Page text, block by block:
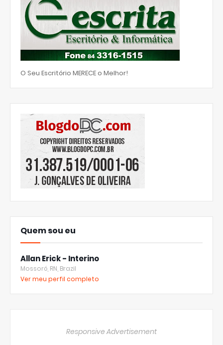
O Seu Escritório MERECE o Melhor!
Quem sou eu
Allan Erick - Interino
Mossoró, RN, Brazil
Ver meu perfil completo
Responsive Advertisement